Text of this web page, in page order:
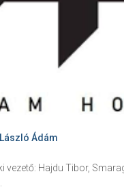
László Ádám
vezető: Hajdu Tibor,